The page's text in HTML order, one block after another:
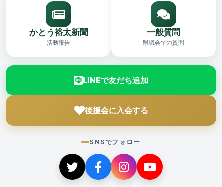
かとう裕太新聞
活動報告
一般質問
県議会での質問
LINEで友だち追加
後援会に入会する
SNSでフォロー